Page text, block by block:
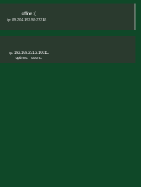
offline :(
ip: 85.204.193.58:27218
ip: 192.168.251.2:10011:
uptime:
users: